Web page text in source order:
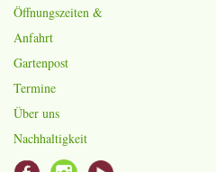
Öffnungszeiten &
Anfahrt
Gartenpost
Termine
Über uns
Nachhaltigkeit